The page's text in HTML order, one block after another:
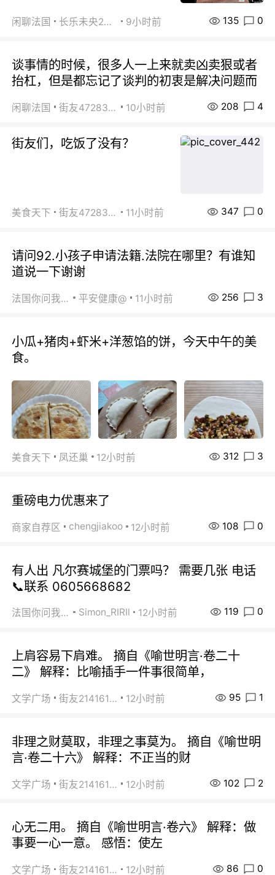
闲聊法国 长乐未央2015 9小时前 135 0
谈事情的时候，很多人一上来就卖凶卖狠或者
抬杠，但是都忘记了谈判的初衷是解决问题而
闲聊法国 街友472838572 10小时前 208 4
街友们，吃饭了没有？
美食天下 街友472838572 11小时前 347 0
请问92.小孩子申请法籍.法院在哪里？有谁知
道说一下谢谢
法国你问我答 平安健康@ 11小时前 256 3
小瓜+猪肉+虾米+洋葱馅的饼，今天中午的美
食。
美食天下 凤还巢 12小时前 312 3
重磅电力优惠来了
商家自荐区 chengjiakoo 12小时前 108 0
有人出 凡尔赛城堡的门票吗？ 需要几张 电话
📞联系 0605668682
法国你问我答 Simon_RIRIl 12小时前 119 0
上肩容易下肩难。 摘自《喻世明言·卷二十
二》 解释：比喻插手一件事很简单，
文学广场 街友21416156 12小时前 95 1
非理之财莫取，非理之事莫为。 摘自《喻世明
言·卷二十六》 解释：不正当的财
文学广场 街友21416156 12小时前 102 2
心无二用。 摘自《喻世明言·卷六》 解释：做
事要一心一意。 感悟：使左
文学广场 街友21416156 12小时前 86 0